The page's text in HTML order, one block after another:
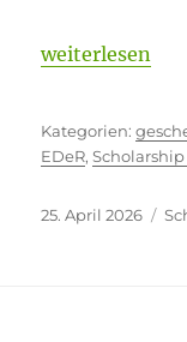
„Kein Exoten-
weiterlesen
EDeR,
Veröffentlicht
25. April 2026